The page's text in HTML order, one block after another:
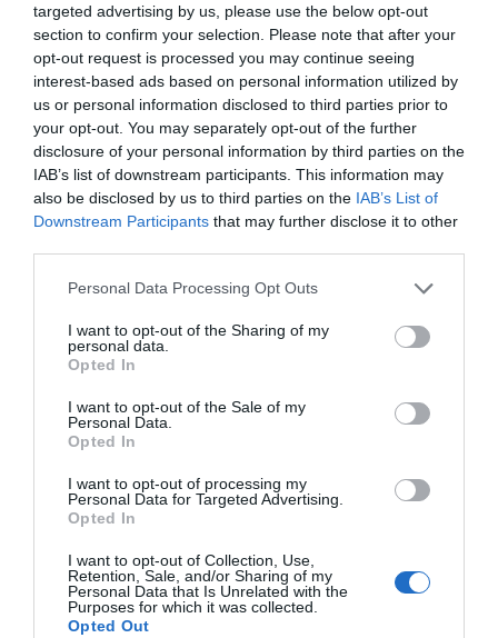
targeted advertising by us, please use the below opt-out
section to confirm your selection. Please note that after your
opt-out request is processed you may continue seeing
interest-based ads based on personal information utilized by
us or personal information disclosed to third parties prior to
your opt-out. You may separately opt-out of the further
disclosure of your personal information by third parties on the
IAB’s list of downstream participants. This information may
also be disclosed by us to third parties on the IAB’s List of
Downstream Participants that may further disclose it to other
Please note that this website/app uses one or more Google
not limited to your visit or usage behaviour. You may click to
grant or deny consent to Google and its third-party tags to
use your data for below specified purposes in below Google
consent section.
Personal Data Processing Opt Outs
I want to opt-out of the Sharing of my
personal data.
Opted In
I want to opt-out of the Sale of my
Personal Data.
Opted In
I want to opt-out of processing my
Personal Data for Targeted Advertising.
Opted In
I want to opt-out of Collection, Use,
Retention, Sale, and/or Sharing of my
Personal Data that Is Unrelated with the
Purposes for which it was collected.
Opted Out
ΕΛΛΑΔΑ
ΕΛΛΑΔΑ